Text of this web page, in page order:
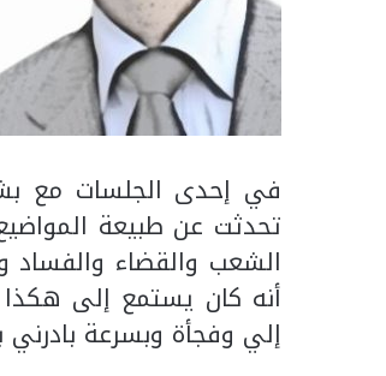
في إحدى الجلسات مع
تحدثت عن طبيعة
الشعب والقضاء والفساد
أنه كان يستمع إلى
إلي وفجأة وبسرعة